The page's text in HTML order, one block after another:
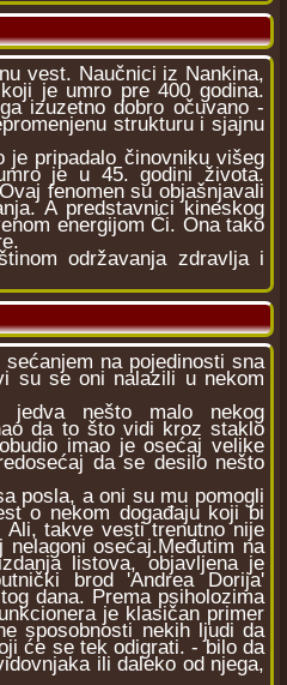
vest. Naučnici iz Nankina,
je umro pre 400 godina.
izuzetno dobro očuvano -
strukturu i sjajnu
pripadalo činovniku višeg
je u 45. godini života.
fenomen su objašnjavali
A predstavnici kineskog
energijom Ći. Ona tako
održavanja zdravlja i
na pojedinosti sna
su se oni nalazili u nekom
nešto malo nekog
da to što vidi kroz staklo
imao je osećaj velike
da se desilo nešto
posla, a oni su mu pomogli
o nekom događaju koji bi
Ali, takve vesti trenutno nije
osećaj.Međutim na
listova, objavljena je
brod 'Andrea Dorija'
dana. Prema psiholozima
je klasičan primer
sposobnosti nekih ljudi da
će se tek odigrati. - bilo da
ili daleko od njega,